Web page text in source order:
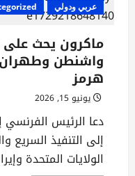
عربي ودولي
ماكرون يحث على
واشنطن وطهران
هرمز
يونيو 15, 2026
دعا الرئيس الفرنسي
إلى التنفيذ السريع
الولايات المتحدة